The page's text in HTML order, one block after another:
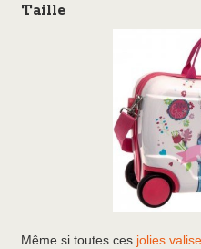
Taille
Même si toutes ces jolies